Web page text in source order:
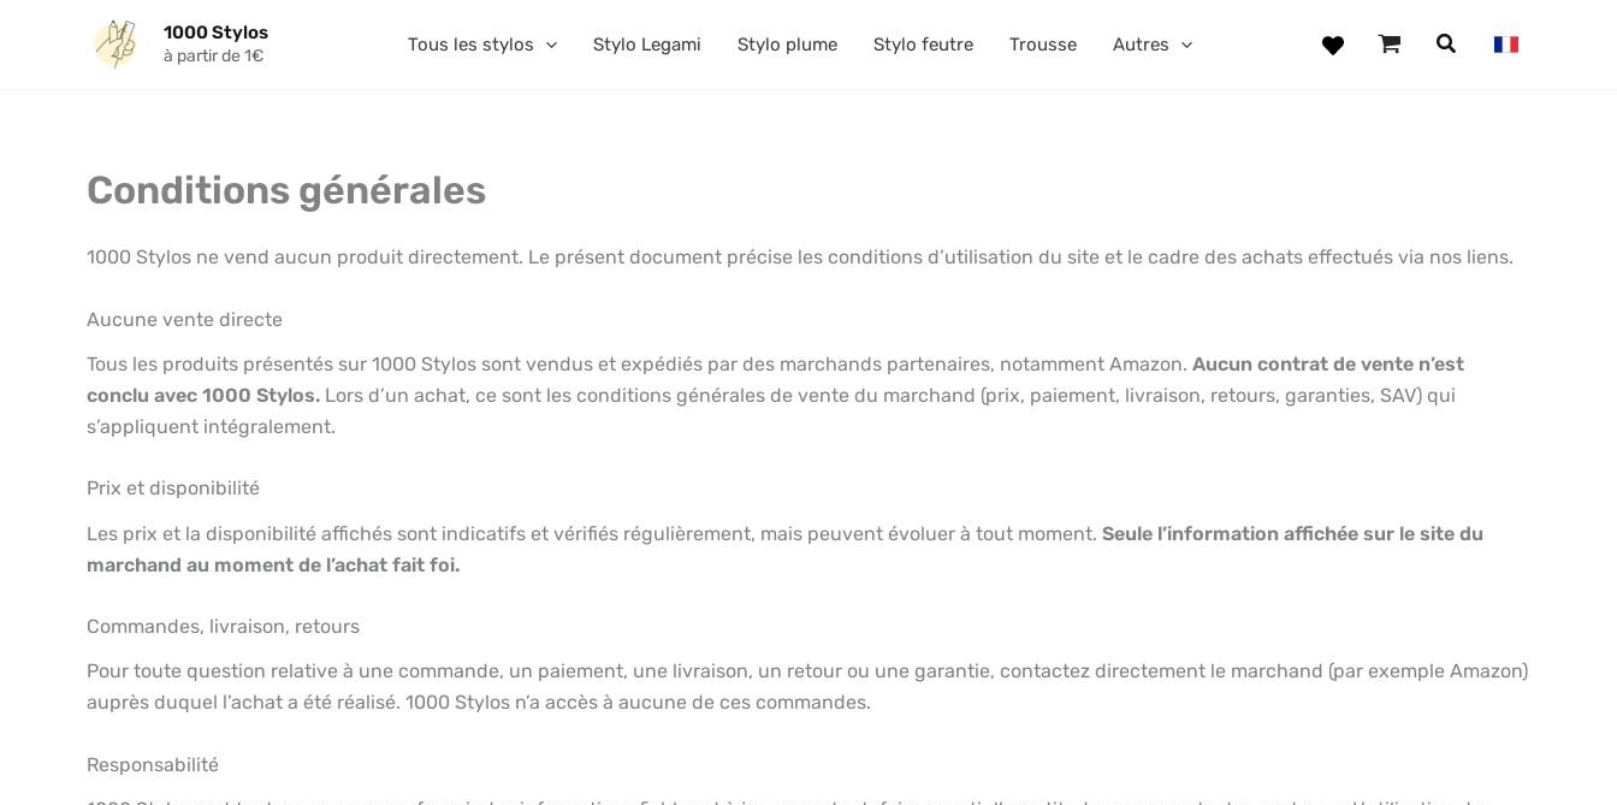
1000 Stylos
à partir de 1€ Tous les stylos Stylo Legami Stylo plume Stylo feutre Trousse Autres
Conditions générales
1000 Stylos ne vend aucun produit directement. Le présent document précise les conditions d’utilisation du site et le cadre des achats effectués via nos liens.
Aucune vente directe
Tous les produits présentés sur 1000 Stylos sont vendus et expédiés par des marchands partenaires, notamment Amazon. Aucun contrat de vente n’est
conclu avec 1000 Stylos. Lors d’un achat, ce sont les conditions générales de vente du marchand (prix, paiement, livraison, retours, garanties, SAV) qui
s’appliquent intégralement.
Prix et disponibilité
Les prix et la disponibilité affichés sont indicatifs et vérifiés régulièrement, mais peuvent évoluer à tout moment. Seule l’information affichée sur le site du
marchand au moment de l’achat fait foi.
Commandes, livraison, retours
Pour toute question relative à une commande, un paiement, une livraison, un retour ou une garantie, contactez directement le marchand (par exemple Amazon)
auprès duquel l’achat a été réalisé. 1000 Stylos n’a accès à aucune de ces commandes.
Responsabilité